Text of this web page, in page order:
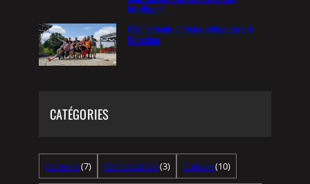
Intelligent
Fête estivale à l’écho-villégiature le
Baluchon
CATÉGORIES
Conseils(7) Construction (3) Culture(10)